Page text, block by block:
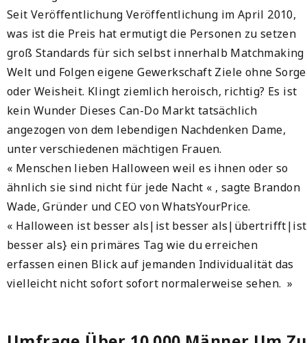
Seit Veröffentlichung Veröffentlichung im April 2010,
was ist die Preis hat ermutigt die Personen zu setzen
groß Standards für sich selbst innerhalb Matchmaking
Welt und Folgen eigene Gewerkschaft Ziele ohne Sorge
oder Weisheit. Klingt ziemlich heroisch, richtig? Es ist
kein Wunder Dieses Can-Do Markt tatsächlich
angezogen von dem lebendigen Nachdenken Dame,
unter verschiedenen mächtigen Frauen.
« Menschen lieben Halloween weil es ihnen oder so
ähnlich sie sind nicht für jede Nacht « , sagte Brandon
Wade, Gründer und CEO von WhatsYourPrice.
« Halloween ist besser als|ist besser als|übertrifft|ist
besser als} ein primäres Tag wie du erreichen
erfassen einen Blick auf jemanden Individualität das
vielleicht nicht sofort sofort normalerweise sehen. »